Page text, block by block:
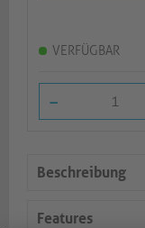
VERFÜGBAR
-
Beschreibung
Features